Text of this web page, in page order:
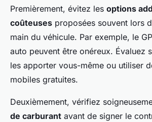
Premièrement, évitez les options
coûteuses proposées souvent lors
main du véhicule. Par exemple, le
auto peuvent être onéreux. Évaluez
les apporter vous-même ou utiliser
mobiles gratuites.
Deuxièmement, vérifiez
de carburant avant de signer le